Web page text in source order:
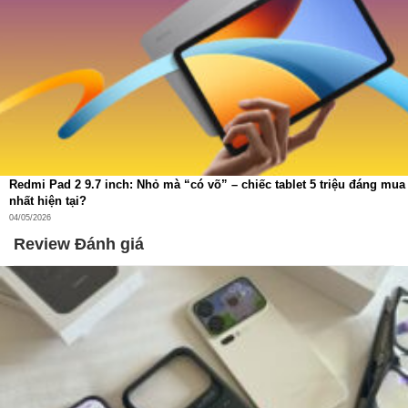
Trạm OMNI đa năng – Tự động hóa toàn diện
Trạm sạc OMNI đa năng, tự động hóa toàn diện
Giặt giẻ nước nóng 75°C & sấy khô 45°C
Làm sạch giẻ lau bằng nước nóng 75°C và sấy khô 45°C
Redmi Pad 2 9.7 inch: Nhỏ mà “có võ” – chiếc tablet 5 triệu đáng mua
nhất hiện tại?
04/05/2026
Review Đánh giá